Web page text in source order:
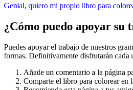
Genial, quiero mi propio libro para
¿Cómo puedo apoyar su
Puedes apoyar el trabajo de nuestros
formas. Definitivamente disfrutarán cada
Añade un comentario a la página
Comparte el libro para colorear en